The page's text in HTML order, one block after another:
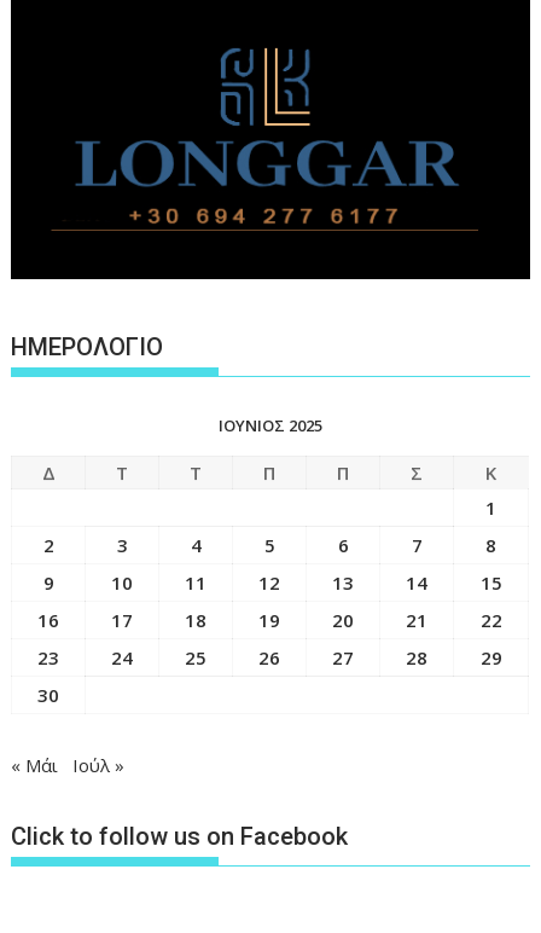
ΗΜΕΡΟΛΟΓΙΟ
ΙΟΎΝΙΟΣ 2025
Δ Τ Τ Π Π Σ
Κ
1
2
3 4 5 6 7
8
9
10 11 12 13 14
15
16
17 18 19 20 21
22
23
24 25 26 27 28
29
30
« Μάι Ιούλ »
Click to follow us on Facebook